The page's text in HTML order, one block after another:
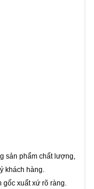
sản phẩm chất lượng,
khách hàng.
gốc xuất xứ rõ ràng.